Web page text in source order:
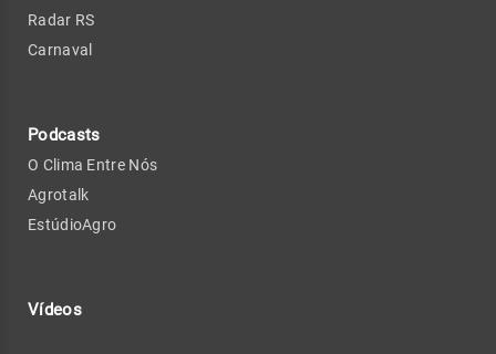
Radar RS
Carnaval
Podcasts
O Clima Entre Nós
Agrotalk
EstúdioAgro
Vídeos